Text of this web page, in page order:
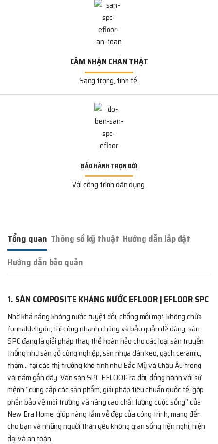
CẢM NHẬN CHÂN THẬT
Sang trọng, tinh tế.
BẢO HÀNH TRỌN ĐỜI
Với công trình dân dụng.
Tổng quan Thông số kỹ thuật Hướng dẫn lắp đặt
Hướng dẫn bảo quản
1. SÀN COMPOSITE KHÁNG NƯỚC EFLOOR | EFLOOR SPC
Nhờ khả năng kháng nước tuyệt đối, chống mối mọt, không chứa
formaldehyde, thi công nhanh chóng và bảo quản dễ dàng, sàn
SPC đang là giải pháp thay thế hoàn hảo cho các loại sàn truyền
thống như sàn gỗ công nghiệp, sàn nhựa dán keo, gạch ceramic,
thảm... tại các thị trường khó tính như Bắc Mỹ và Châu Âu trong
vài năm gần đây. Ván sàn SPC EFLOOR ra đời, đồng hành với sứ
mệnh “cung cấp các sản phẩm, giải pháp tiêu chuẩn quốc tế, góp
phần bảo vệ môi trường và nâng cao chất lượng cuộc sống” của
New Era Home, giúp nâng tầm vẻ đẹp của công trình, mang đến
cho bạn và những người thân yêu không gian sống tiện nghi, hiện
đại và an toàn.